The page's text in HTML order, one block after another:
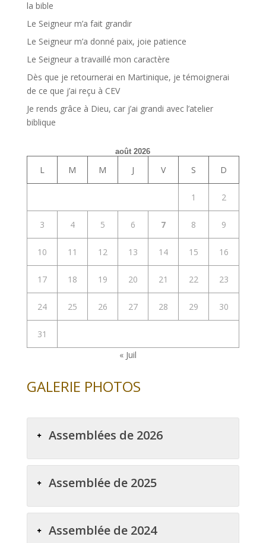
la bible
Le Seigneur m’a fait grandir
Le Seigneur m’a donné paix, joie patience
Le Seigneur a travaillé mon caractère
Dès que je retournerai en Martinique, je témoignerai
de ce que j’ai reçu à CEV
Je rends grâce à Dieu, car j’ai grandi avec l’atelier
biblique
août 2026
L M M J V S D
1 2
3 4 5 6 7 8 9
10 11 12 13 14 15 16
17 18 19 20 21 22 23
24 25 26 27 28 29 30
31
« Juil
GALERIE PHOTOS
Assemblées de 2026
Assemblée de 2025
Assemblée de 2024